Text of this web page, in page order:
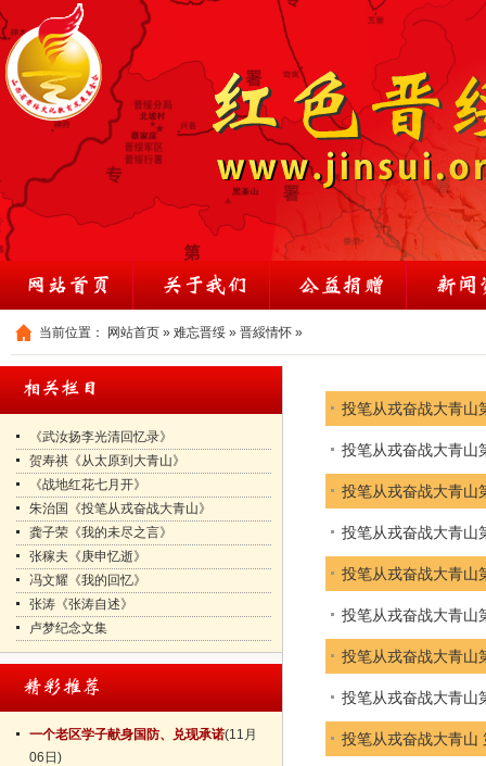
当前位置： 网站首页 » 难忘晋绥 » 晋綏情怀 »
《武汝扬李光清回忆录》
贺寿祺《从太原到大青山》
《战地红花七月开》
朱治国《投笔从戎奋战大青山》
龚子荣《我的未尽之言》
张稼夫《庚申忆逝》
冯文耀《我的回忆》
张涛《张涛自述》
卢梦纪念文集
一个老区学子献身国防、兑现承诺(11月
06日)
投笔从戎奋战大青山
投笔从戎奋战大青山
投笔从戎奋战大青山
投笔从戎奋战大青山
投笔从戎奋战大青山
投笔从戎奋战大青山
投笔从戎奋战大青山
投笔从戎奋战大青山
投笔从戎奋战大青山